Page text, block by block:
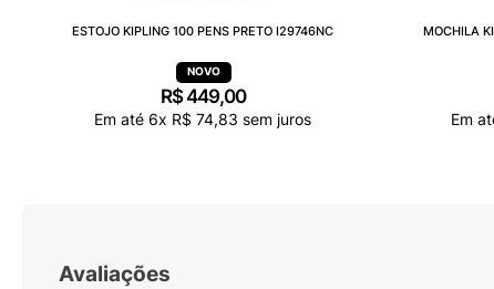
ESTOJO KIPLING 100 PENS PRETO I29746NC
R$449,00
Em até 6x R$ 74,83 sem juros
MOCHILA
Em
Avaliações